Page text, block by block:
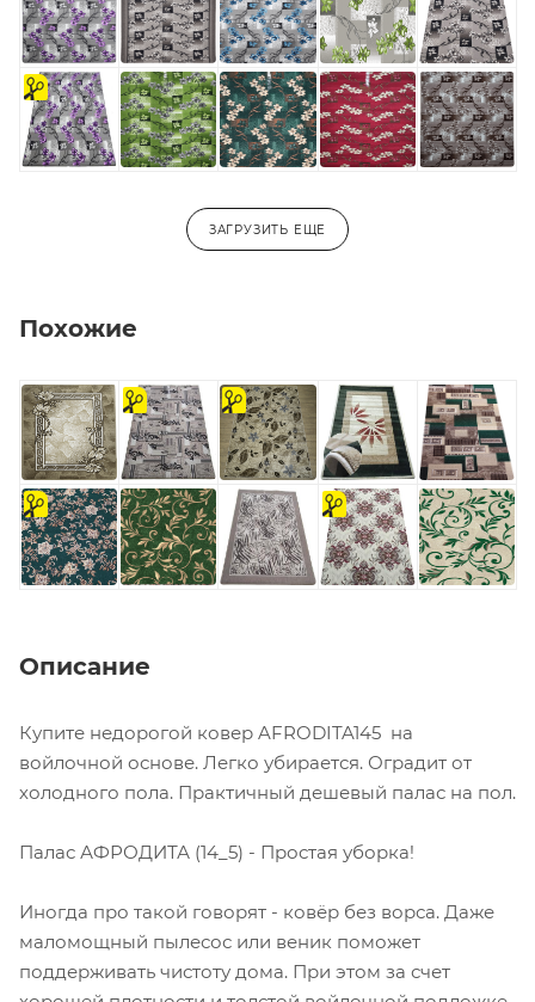
на
отрез
ЗАГРУЗИТЬ ЕЩЕ
Похожие
на
отрез
на
отрез
на
отрез
на
отрез
Описание
Купите недорогой ковер AFRODITA145 на
войлочной основе. Легко убирается. Оградит от
холодного пола. Практичный дешевый палас на пол.
Палас АФРОДИТА (14_5) - Простая уборка!
Иногда про такой говорят - ковёр без ворса. Даже
маломощный пылесос или веник поможет
поддерживать чистоту дома. При этом за счет